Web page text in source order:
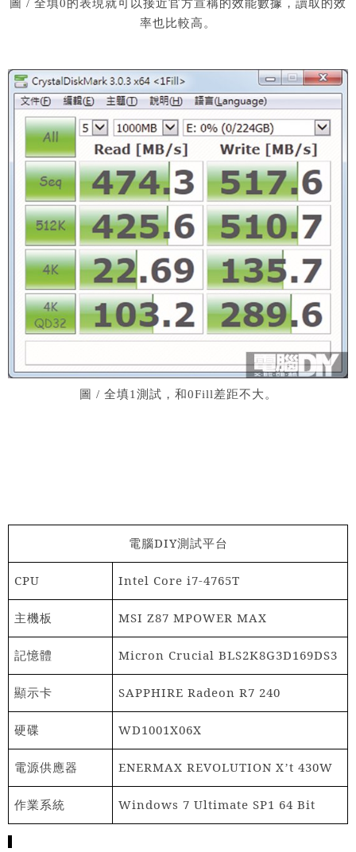
圖 / 全填0的表現就可以接近官方宣稱的效能數據，讀取的效
率也比較高。
圖 / 全填1測試，和0Fill差距不大。
電腦DIY測試平台
CPU Intel Core i7-4765T
主機板 MSI Z87 MPOWER MAX
記憶體 Micron Crucial BLS2K8G3D169DS3
顯示卡 SAPPHIRE Radeon R7 240
硬碟 WD1001X06X
電源供應器 ENERMAX REVOLUTION X’t 430W
作業系統 Windows 7 Ultimate SP1 64 Bit